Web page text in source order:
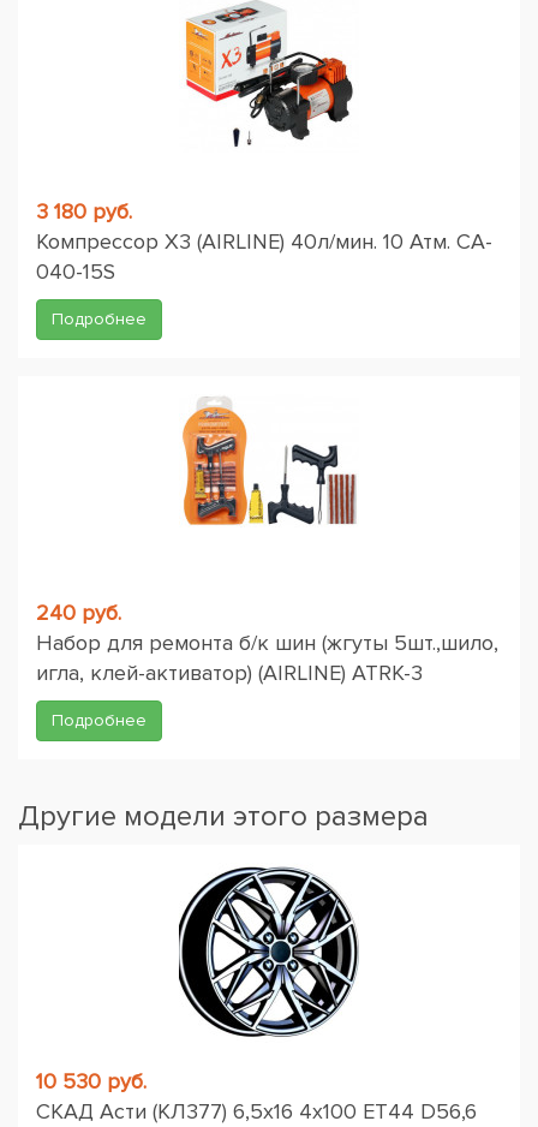
3 180 руб.
Компрессор X3 (AIRLINE) 40л/мин. 10 Атм. CA-
040-15S
Подробнее
240 руб.
Набор для ремонта б/к шин (жгуты 5шт.,шило,
игла, клей-активатор) (AIRLINE) ATRK-3
Подробнее
Другие модели этого размера
10 530 руб.
СКАД Асти (КЛ377) 6,5x16 4x100 ET44 D56,6